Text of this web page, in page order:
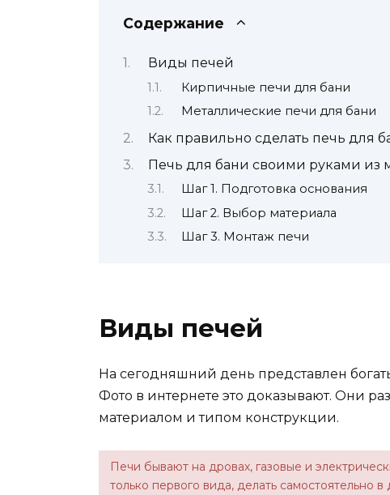
Содержание
Виды печей
Кирпичные печи для бани
Металлические печи для бани
Как правильно сделать печь для
Печь для бани своими руками из
Шаг 1. Подготовка основания
Шаг 2. Выбор материала
Шаг 3. Монтаж печи
Виды печей
На сегодняшний день представлен
Фото в интернете это доказывают. Они
материалом и типом конструкции.
Печи бывают на дровах, газовые и
только первого вида, делать самостоятельно